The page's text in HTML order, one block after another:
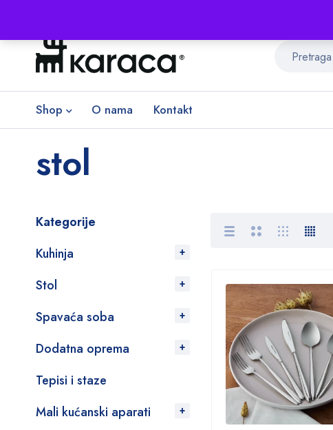
Shop O nama Kontakt
stol
Kategorije
Kuhinja
Stol
Spavaća soba
Dodatna oprema
Tepisi i staze
Mali kućanski aparati